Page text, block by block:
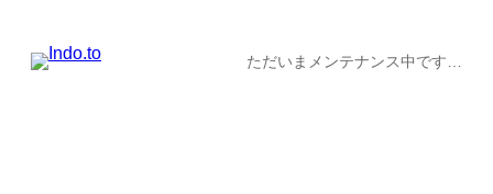
ただいまメンテナンス中です…